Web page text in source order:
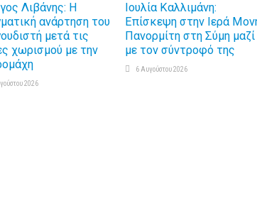
Λιβάνης: Η
ανάρτηση του
μετά τις
χωρισμού με την
2026
Ιουλία Καλλιμάνη:
Επίσκεψη στην Ιερά
Πανορμίτη στη Σύμη μαζί
με τον σύντροφό της
6 Αυγούστου 2026